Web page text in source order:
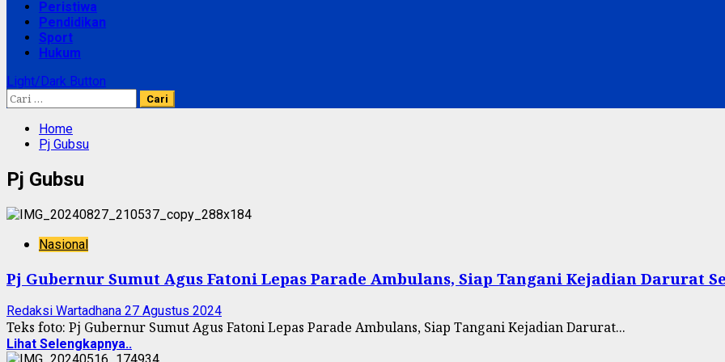
Peristiwa
Pendidikan
Sport
Hukum
Light/Dark Button
Cari
untuk:
Home
Pj Gubsu
Pj Gubsu
Nasional
Pj Gubernur Sumut Agus Fatoni Lepas Parade Ambulans, Siap Tangani Kejadian Darurat
Redaksi Wartadhana 27 Agustus 2024
Teks foto: Pj Gubernur Sumut Agus Fatoni Lepas Parade Ambulans, Siap Tangani Kejadian Darurat...
Lihat Selengkapnya..